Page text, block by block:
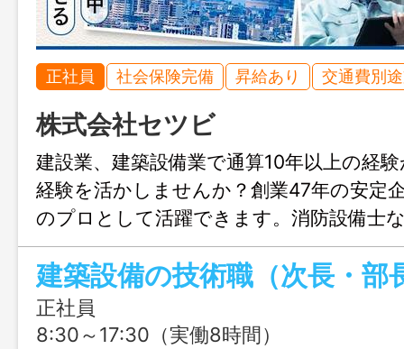
正社員 社会保険完備 昇給あり 交通費別
株式会社セツビ
建設業、建築設備業で通算10年以上の経
経験を活かしませんか？創業47年の安定
のプロとして活躍できます。消防設備士
持ちの方、歓迎！40～50万円の高月給な
定しています♪
建築設備の技術職（次長・部
正社員
8:30～17:30（実働8時間）